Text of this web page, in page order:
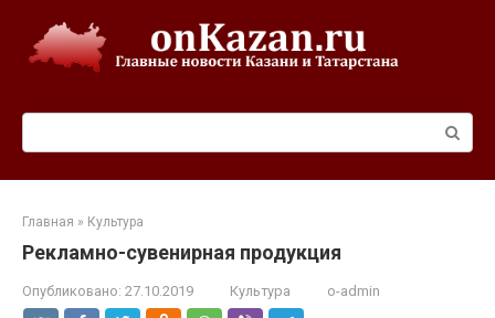
контенту
Главная » Культура
Рекламно-сувенирная продукция
Опубликовано: 27.10.2019 Культура o-admin